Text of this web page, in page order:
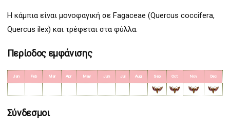
Η κάμπια είναι μονοφαγική σε Fagaceae (Quercus coccifera,
Quercus ilex) και τρέφεται στα φύλλα.
Περίοδος εμφάνισης
Jan Feb Mar Apr May Jun Jul Aug Sep Oct Nov Dec
Σύνδεσμοι